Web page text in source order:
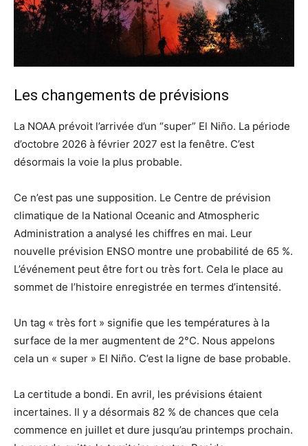
Les changements de prévisions
La NOAA prévoit l’arrivée d’un “super” El Niño. La période
d’octobre 2026 à février 2027 est la fenêtre. C’est
désormais la voie la plus probable.
Ce n’est pas une supposition. Le Centre de prévision
climatique de la National Oceanic and Atmospheric
Administration a analysé les chiffres en mai. Leur
nouvelle prévision ENSO montre une probabilité de 65 %.
L’événement peut être fort ou très fort. Cela le place au
sommet de l’histoire enregistrée en termes d’intensité.
Un tag « très fort » signifie que les températures à la
surface de la mer augmentent de 2°C. Nous appelons
cela un « super » El Niño. C’est la ligne de base probable.
La certitude a bondi. En avril, les prévisions étaient
incertaines. Il y a désormais 82 % de chances que cela
commence en juillet et dure jusqu’au printemps prochain.